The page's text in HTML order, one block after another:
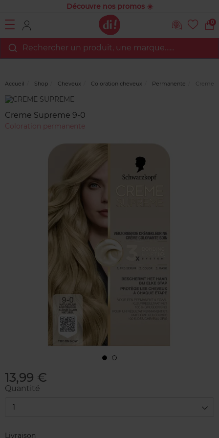
Découvre nos promos ☀️
0
Rechercher un produit, une marque…...
Accueil Shop Cheveux Coloration cheveux Permanente Creme
Marque
Creme Supreme 9-0
Coloration permanente
13,99 €
Quantité
1
Livraison